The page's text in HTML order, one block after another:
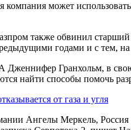
может
также обвинил
годами и с тем,
Гранхольм, в свою
найти способы помочь
от газа и угля
Ангелы Меркель, Россия